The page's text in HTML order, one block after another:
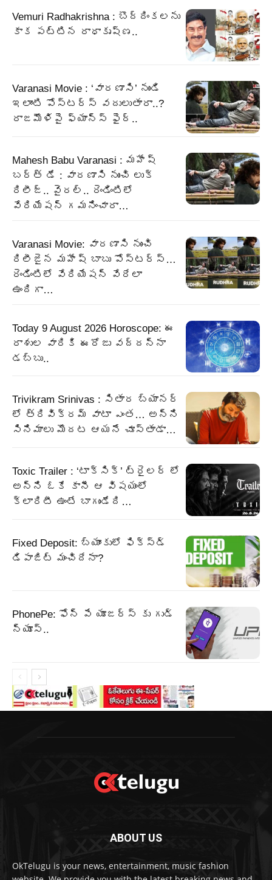
Vemuri Radhakrishna : బొద్దింకలను
కాక పట్టిన రాధాకృష్ణ..
Varanasi Movie : ‘వారణాసి’ నుండి
ఇలాంటి పోస్టర్స్ వదులుతారా..?
రాజమౌళిపై ఫ్యాన్స్ ఫైర్..
Mahesh Babu Varanasi : మహేష్
బర్త్ డే : వారణాసి నుంచి లుక్
రిలీజ్.. వైరల్.. రెండింటిలో
వేరియేషన్ గమనించారా…
Varanasi Movie: వారణాసి నుంచి
రిలీజైన మహేష్ బాబు పోస్టర్స్…
రెండింటిలో వేరియేషన్ వేరేలా
ఉందిగా…
Today 9 August 2026 Horoscope: ఈ
రాశుల వారికి ఈరోజు వద్దన్నా
డబ్బు..
Trivikram Srinivas : సితార బ్యానర్
లో త్రివిక్రమ్ వాటా ఎంత… అన్ని
సినిమాలు మొదట ఆయనే చూస్తాడా…
Toxic Trailer : ‘టాక్సిక్’ ట్రైలర్ లో
అన్ని ఓకే కానీ ఆ విషయంలో
క్లారిటీ ఉంటే బాగుండేది…
Fixed Deposit: బ్యాంకులో ఫిక్స్డ్
డిపాజిట్ మంచిదేనా?
PhonePe: ఫోన్ పే యూజర్స్ కు గుడ్
న్యూస్..
ABOUT US
OkTelugu is your news, entertainment, music fashion